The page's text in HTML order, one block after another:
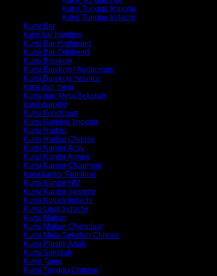
Kursi Tunggu Importa
Kursi Tunggu Indachi
Kursi Bar
kursi bar frontline
Kursi Bar Highpoint
Kursi Bar Orbitrend
Kursi Bioskop
Kursi Bioskop / Auditorium
Kursi Bioskop Yesnice
kursi dan meja
Kursi dan Meja Sekolah
kursi dorothy
Kursi Foodcourt
Kursi Gaming Importa
Kursi Hadap
Kursi Hadap Chitose
Kursi Kantor Activ
Kursi Kantor Annex
Kursi Kantor Chairman
kursi kantor Frontline
Kursi Kantor HM
Kursi Kantor Yesnice
Kursi Kuliah Indachi
Kursi Lipat Indachi
Kursi Makan
Kursi Makan Olymplast
Kursi Meja Sekolah Chitose
Kursi Plastik Anak
Kursi Sekolah
Kursi Tamu
Kursi Tunggu Chitose